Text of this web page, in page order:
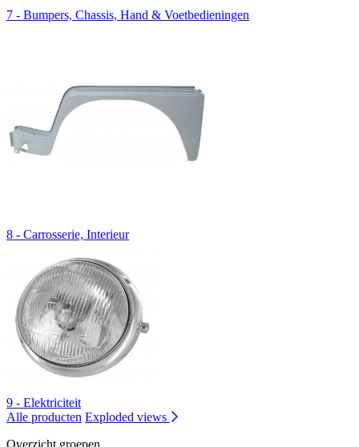
7 - Bumpers, Chassis, Hand & Voetbedieningen
8 - Carrosserie, Interieur
9 - Elektriciteit
Alle producten Exploded views
Overzicht groepen